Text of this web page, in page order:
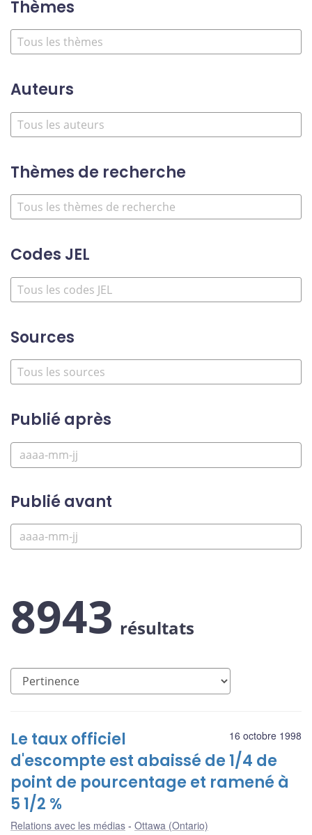
Thèmes
Auteurs
Thèmes de recherche
Codes JEL
Sources
Publié après
Publié avant
8943 résultats
16 octobre 1998
Le taux officiel
d'escompte est abaissé de 1/4 de
point de pourcentage et ramené à
5 1/2 %
Relations avec les médias Ottawa (Ontario)